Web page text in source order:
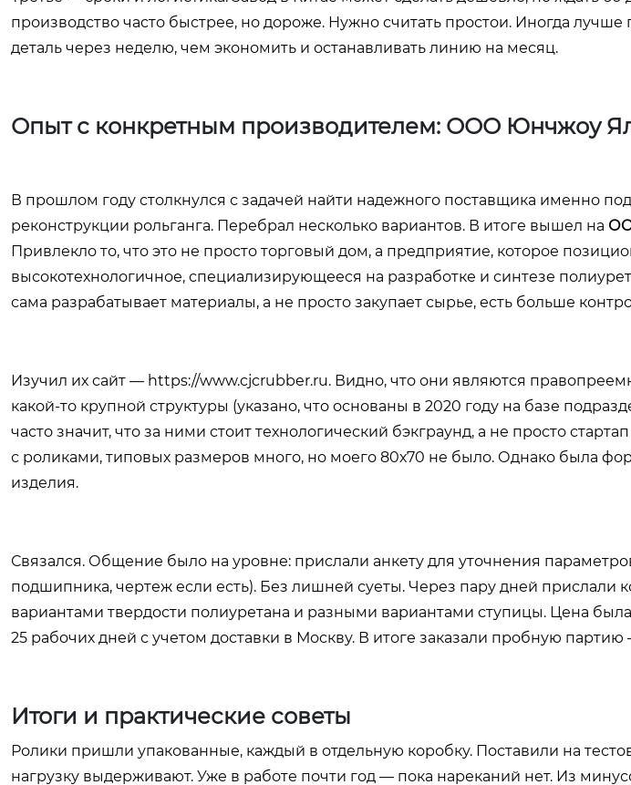
производство часто быстрее, но дороже. Нужно считать простои. Иногда лучше
деталь через неделю, чем экономить и останавливать линию на месяц.
Опыт с конкретным производителем: ООО Юнчжоу
В прошлом году столкнулся с задачей найти надежного поставщика именно
реконструкции рольганга. Перебрал несколько вариантов. В итоге вышел на
Привлекло то, что это не просто торговый дом, а предприятие, которое
высокотехнологичное, специализирующееся на разработке и синтезе
сама разрабатывает материалы, а не просто закупает сырье, есть больше
Изучил их сайт — https://www.cjcrubber.ru. Видно, что они являются
какой-то крупной структуры (указано, что основаны в 2020 году на базе
часто значит, что за ними стоит технологический бэкграунд, а не просто
с роликами, типовых размеров много, но моего 80х70 не было. Однако была
изделия.
Связался. Общение было на уровне: прислали анкету для уточнения
подшипника, чертеж если есть). Без лишней суеты. Через пару дней прислали
вариантами твердости полиуретана и разными вариантами ступицы. Цена
25 рабочих дней с учетом доставки в Москву. В итоге заказали пробную партию
Итоги и практические советы
Ролики пришли упакованные, каждый в отдельную коробку. Поставили на
нагрузку выдерживают. Уже в работе почти год — пока нареканий нет. Из